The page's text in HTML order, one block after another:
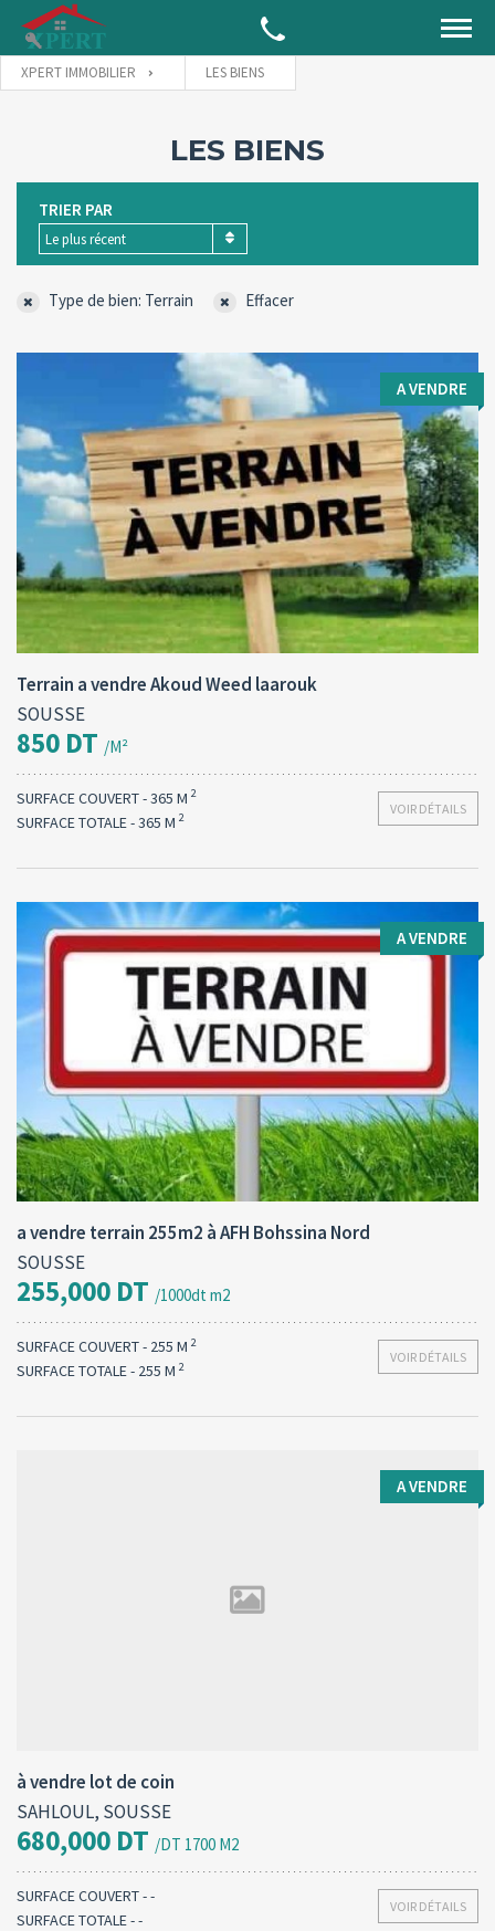
XPERT IMMOBILIER LES BIENS
LES BIENS
TRIER PAR
Le plus récent
Type de bien: Terrain Effacer
Type d'opération:
A vendre
Surface totale:
365 M2
A VENDRE
Terrain a vendre Akoud Weed laarouk
SOUSSE
850 DT /M²
VOIR DÉTAILS
SURFACE COUVERT - 365 M 2
SURFACE TOTALE - 365 M 2
Type d'opération:
A vendre
Surface totale:
255 M2
A VENDRE
a vendre terrain 255m2 à AFH Bohssina Nord
SOUSSE
255,000 DT /1000dt m2
VOIR DÉTAILS
SURFACE COUVERT - 255 M 2
SURFACE TOTALE - 255 M 2
A VENDRE
à vendre lot de coin
SAHLOUL, SOUSSE
680,000 DT /DT 1700 M2
VOIR DÉTAILS
SURFACE COUVERT - -
SURFACE TOTALE - -